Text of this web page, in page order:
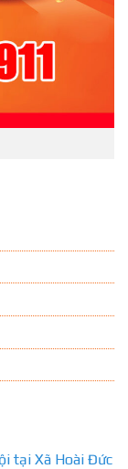
tại Xã Hoài Đức